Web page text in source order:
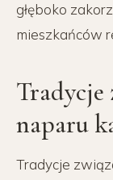
głęboko
mieszkańców
Tradycje
naparu
Tradycje